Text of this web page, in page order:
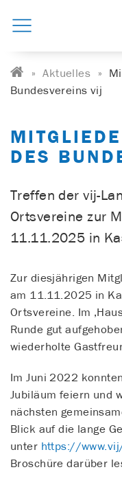
Aktuelles
Bundesvereins vij
DES
Treffen der vij-
Ortsvereine zur
11.11.2025 in
Zur diesjährigen
am 11.11.2025 in
Ortsvereine. Im
Runde gut
wiederholte
Im Juni 2022
Jubiläum feiern und
nächsten
Blick auf die lange
unter https://
Broschüre darüber